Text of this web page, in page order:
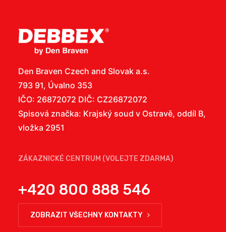
Den Braven Czech and Slovak a.s.
793 91, Úvalno 353
IČO: 26872072 DIČ: CZ26872072
Spisová značka: Krajský soud v Ostravě, oddíl B,
vložka 2951
ZÁKAZNICKÉ CENTRUM (VOLEJTE ZDARMA)
+420 800 888 546
ZOBRAZIT VŠECHNY KONTAKTY